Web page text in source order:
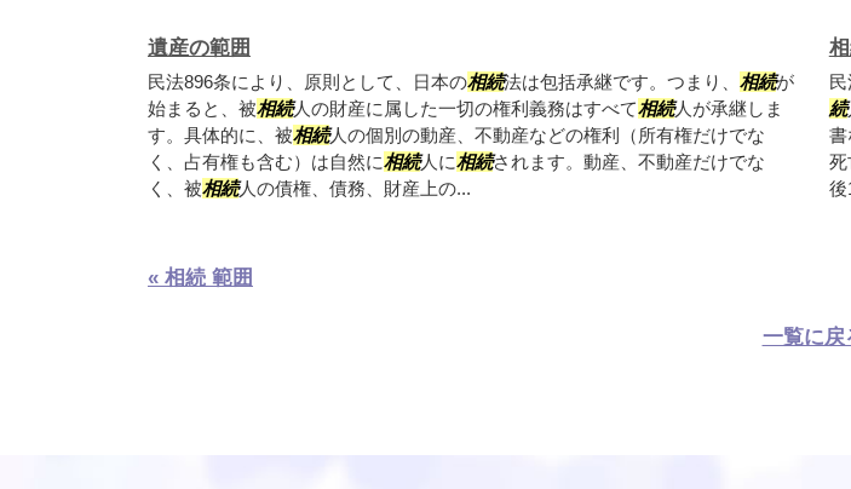
遺産の範囲
民法896条により、原則として、日本の相続法は包括承継です。つまり、 相続が
始まると、被相続人の財産に属した一切の権利義務はすべて相続人が承継しま
す。具体的に、被相続人の個別の動産、不動産などの権利（所有権だけでな
く、占有権も含む）は自然に相続人に相続されます。動産、不動産だけでな
く、被相続人の債権、債務、財産上の...
続
書
死
後
« 相続 範囲
一覧に戻